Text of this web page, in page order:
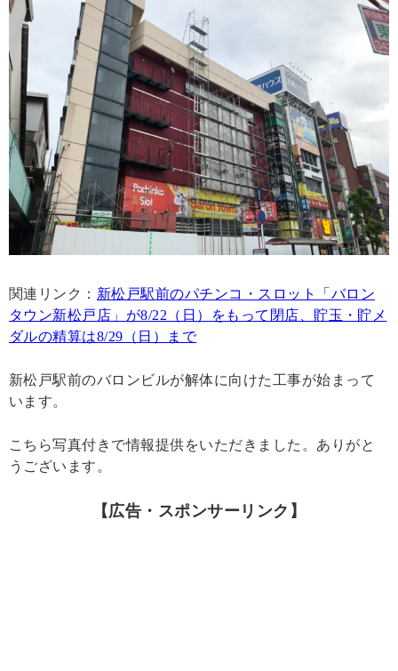
関連リンク： 新松戸駅前のパチンコ・スロット「バロン
タウン新松戸店」が8/22（日）をもって閉店、貯玉・貯メ
ダルの精算は8/29（日）まで
新松戸駅前のバロンビルが解体に向けた工事が始まって
います。
こちら写真付きで情報提供をいただきました。ありがと
うございます。
【広告・スポンサーリンク】